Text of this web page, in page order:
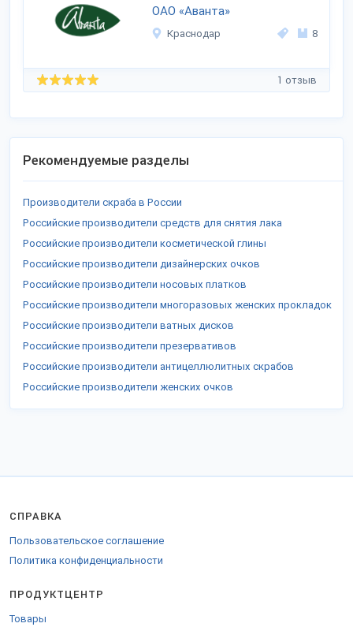
ОАО «Аванта»
Краснодар 8
1 отзыв
Рекомендуемые разделы
Производители скраба в России
Российские производители средств для снятия лака
Российские производители косметической глины
Российские производители дизайнерских очков
Российские производители носовых платков
Российские производители многоразовых женских прокладок
Российские производители ватных дисков
Российские производители презервативов
Российские производители антицеллюлитных скрабов
Российские производители женских очков
СПРАВКА
Пользовательское соглашение
Политика конфиденциальности
ПРОДУКТЦЕНТР
Товары